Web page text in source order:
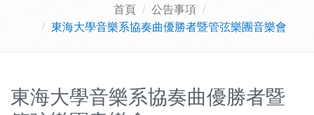
首頁
公告事項
東海大學音樂系協奏曲優勝者暨管弦樂團音樂會
東海大學音樂系協奏曲優勝者暨